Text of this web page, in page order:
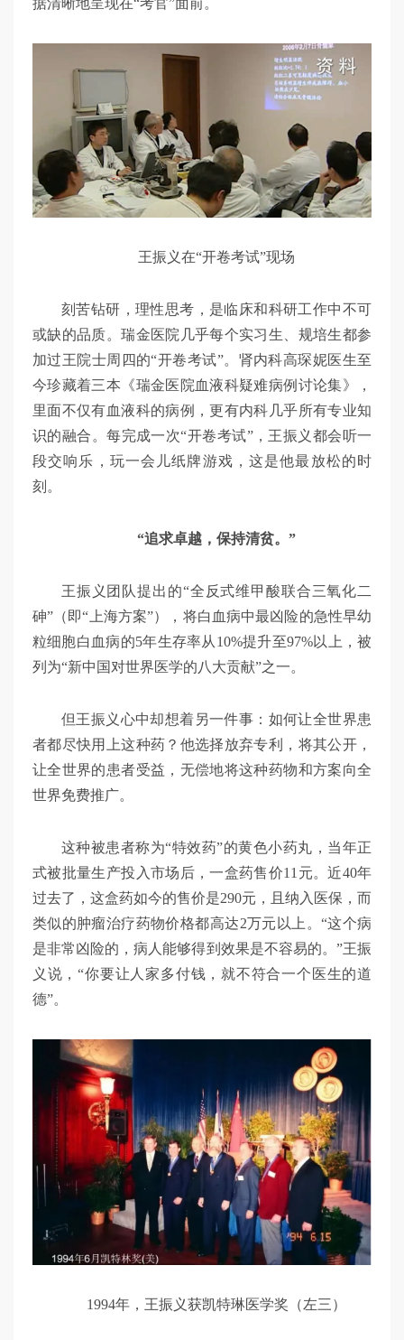
王振义在“开卷考试”现场
刻苦钻研，理性思考，是临床和科研工作中不可
或缺的品质。瑞金医院几乎每个实习生、规培生都参
加过王院士周四的“开卷考试”。肾内科高琛妮医生至
今珍藏着三本《瑞金医院血液科疑难病例讨论集》，
里面不仅有血液科的病例，更有内科几乎所有专业知
识的融合。每完成一次“开卷考试”，王振义都会听一
段交响乐，玩一会儿纸牌游戏，这是他最放松的时
刻。
“追求卓越，保持清贫。”
王振义团队提出的“全反式维甲酸联合三氧化二
砷”（即“上海方案”），将白血病中最凶险的急性早幼
粒细胞白血病的5年生存率从10%提升至97%以上，被
列为“新中国对世界医学的八大贡献”之一。
但王振义心中却想着另一件事：如何让全世界患
者都尽快用上这种药？他选择放弃专利，将其公开，
让全世界的患者受益，无偿地将这种药物和方案向全
世界免费推广。
这种被患者称为“特效药”的黄色小药丸，当年正
式被批量生产投入市场后，一盒药售价11元。近40年
过去了，这盒药如今的售价是290元，且纳入医保，而
类似的肿瘤治疗药物价格都高达2万元以上。“这个病
是非常凶险的，病人能够得到效果是不容易的。”王振
义说，“你要让人家多付钱，就不符合一个医生的道
德”。
1994年，王振义获凯特琳医学奖（左三）